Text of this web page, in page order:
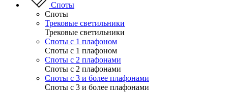
Споты
Споты
Трековые светильники
Трековые светильники
Споты с 1 плафоном
Споты с 1 плафоном
Споты с 2 плафонами
Споты с 2 плафонами
Споты с 3 и более плафонами
Споты с 3 и более плафонами